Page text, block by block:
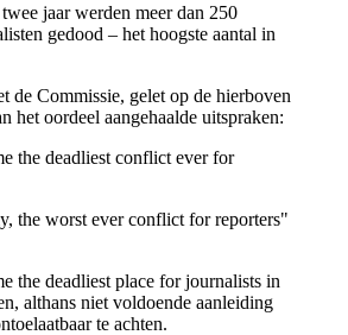
jaar werden meer dan 250
gedood – het hoogste aantal in
de Commissie, gelet op de hierboven
het oordeel aangehaalde uitspraken:
the deadliest conflict ever for
the worst ever conflict for reporters"
the deadliest place for journalists in
althans niet voldoende aanleiding
te achten.